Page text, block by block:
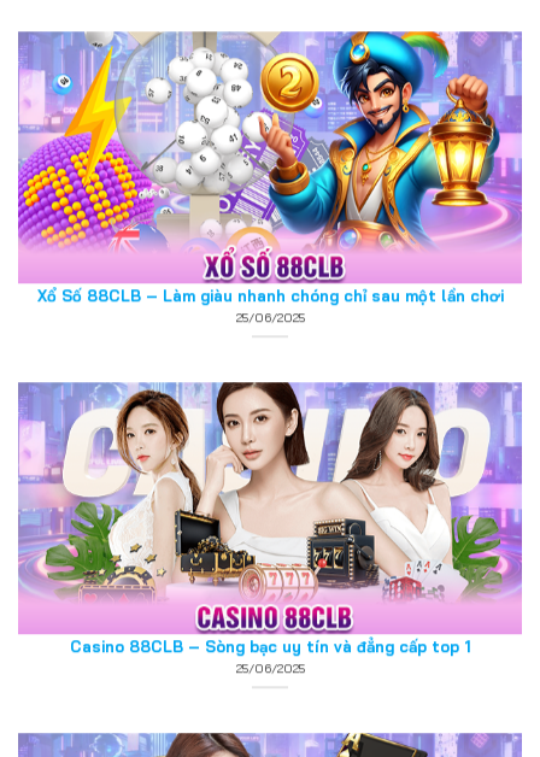
Xổ Số 88CLB – Làm giàu nhanh chóng chỉ sau một lần chơi
25/06/2025
Casino 88CLB – Sòng bạc uy tín và đẳng cấp top 1
25/06/2025